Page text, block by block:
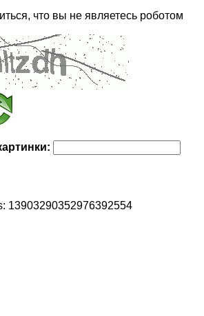
что вы не являетесь роботом
13903290352976392554